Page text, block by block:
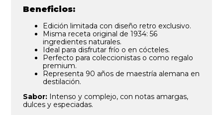
Beneficios:
Edición limitada con diseño retro exclusivo.
Misma receta original de 1934: 56
ingredientes naturales.
Ideal para disfrutar frío o en cócteles.
Perfecto para coleccionistas o como regalo
premium.
Representa 90 años de maestría alemana en
destilación.
Sabor: Intenso y complejo, con notas amargas,
dulces y especiadas.